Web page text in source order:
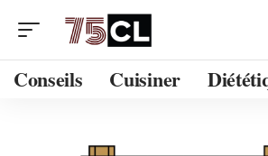
Conseils Cuisiner